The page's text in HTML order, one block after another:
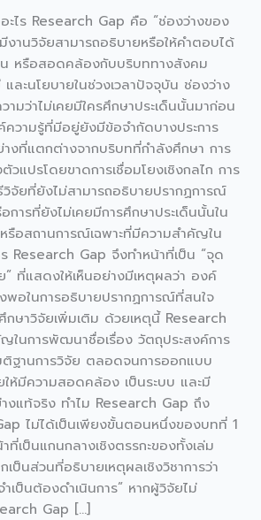
ไร Research Gap คือ “ช่องว่างของ
งานวิจัยสามารถอธิบายหรือให้คำตอบได้
หรือสอดคล้องกับบริบททางสังคม
และนโยบายในช่วงเวลาปัจจุบัน ช่องว่าง
ามว่าไม่เคยมีใครศึกษาประเด็นนั้นมาก่อน
วามรู้ที่มีอยู่ยังมีข้อจำกัดบางประการ
างที่แตกต่างจากบริบทที่กำลังศึกษา การ
ตัวแปรโดยขาดการเชื่อมโยงเชิงกลไก การ
จัยที่ยังไม่สามารถอธิบายปรากฏการณ์
ารที่ยังไม่เคยมีการศึกษาประเด็นนั้นใน
อสถานการณ์เฉพาะที่มีความสำคัญใน
Research Gap จึงทำหน้าที่เป็น “จุด
ที่แสดงให้เห็นอย่างมีเหตุผลว่า องค์
พอในการอธิบายปรากฏการณ์ที่สนใจ
กษาวิจัยเพิ่มเติม ด้วยเหตุนี้ Research
ในการพัฒนาชื่อเรื่อง วัตถุประสงค์การ
ฐานการวิจัย ตลอดจนการออกแบบ
ห้มีความสอดคล้อง เป็นระบบ และมี
งแท้จริง ทำไม Research Gap ถึง
ไม่ได้เป็นเพียงขั้นตอนหนึ่งของบทที่ 1
เป็นแกนกลางเชิงตรรกะของทั้งเล่ม
ป็นส่วนที่อธิบายเหตุผลเชิงวิชาการว่า
เป็นต้องดำเนินการ” หากผู้วิจัยไม่
Gap […]